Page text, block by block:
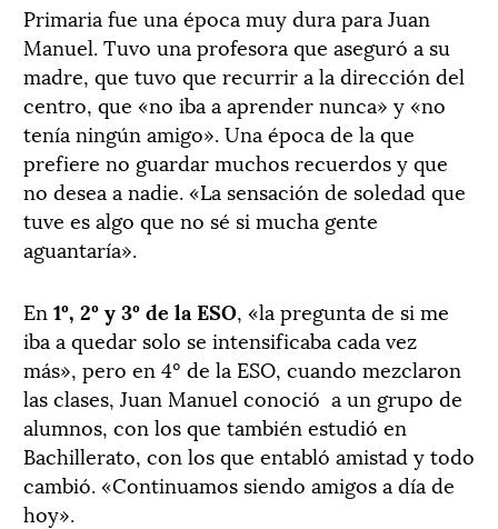
Primaria fue una época muy dura para Juan
Manuel. Tuvo una profesora que aseguró a su
madre, que tuvo que recurrir a la dirección del
centro, que «no iba a aprender nunca» y «no
tenía ningún amigo». Una época de la que
prefiere no guardar muchos recuerdos y que
no desea a nadie. «La sensación de soledad que
tuve es algo que no sé si mucha gente
aguantaría».
En 1º, 2º y 3º de la ESO, «la pregunta de si me
iba a quedar solo se intensificaba cada vez
más», pero en 4º de la ESO, cuando mezclaron
las clases, Juan Manuel conoció a un grupo de
alumnos, con los que también estudió en
Bachillerato, con los que entabló amistad y todo
cambió. «Continuamos siendo amigos a día de
hoy».